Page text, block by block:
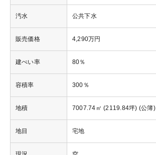
汚水 公共下水
販売価格 4,290万円
建ぺい率 80％
容積率 300％
地積 7007.74㎡ (2119.84坪) (公簿)
地目 宅地